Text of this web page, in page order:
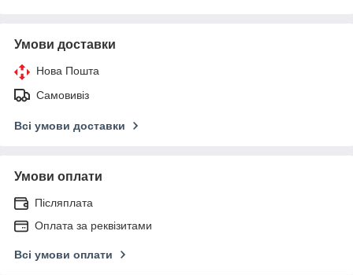
Умови доставки
Нова Пошта
Самовивіз
Всі умови доставки
Умови оплати
Післяплата
Оплата за реквізитами
Всі умови оплати